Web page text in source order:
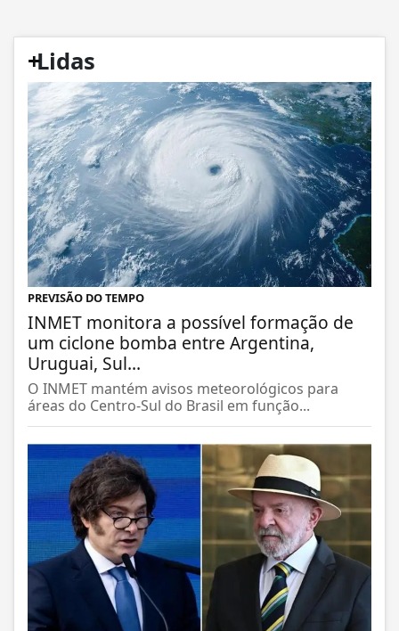
+
Lidas
PREVISÃO DO TEMPO
INMET monitora a possível formação de
um ciclone bomba entre Argentina,
Uruguai, Sul...
O INMET mantém avisos meteorológicos para
áreas do Centro-Sul do Brasil em função...